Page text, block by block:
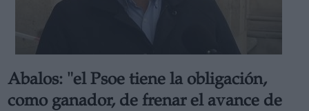
Abalos: "el Psoe tiene la obligación,
como ganador, de frenar el avance de